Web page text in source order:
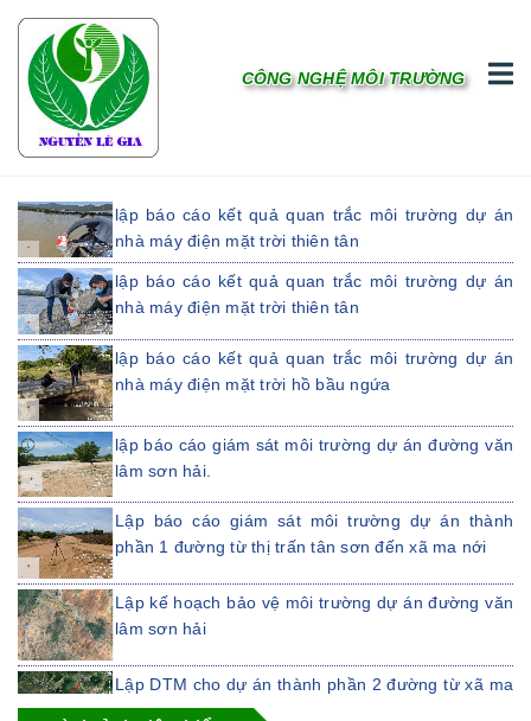
CÔNG NGHỆ MÔI TRƯỜNG
lập báo cáo kết quả quan trắc môi trường dự án
nhà máy điện mặt trời thiên tân
lập báo cáo kết quả quan trắc môi trường dự án
nhà máy điện mặt trời thiên tân
lập báo cáo kết quả quan trắc môi trường dự án
nhà máy điện mặt trời hồ bầu ngứa
lập báo cáo giám sát môi trường dự án đường văn
lâm sơn hải.
Lập báo cáo giám sát môi trường dự án thành
phần 1 đường từ thị trấn tân sơn đến xã ma nới
Lập kế hoạch bảo vệ môi trường dự án đường văn
lâm sơn hải
Lập DTM cho dự án thành phần 2 đường từ xã ma
nới, huyện ninh sơn, tỉnh ninh thuận đến ngã tư tà